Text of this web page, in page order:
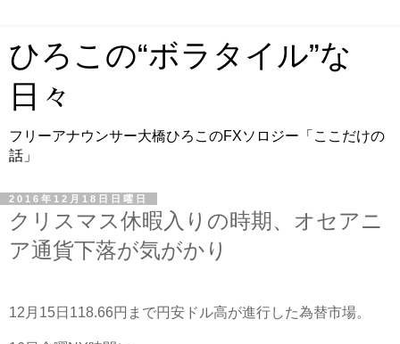
ひろこの“ボラタイル”な
日々
フリーアナウンサー大橋ひろこのFXソロジー「ここだけの
話」
2016年12月18日日曜日
クリスマス休暇入りの時期、オセアニ
ア通貨下落が気がかり
12月15日118.66円まで円安ドル高が進行した為替市場。